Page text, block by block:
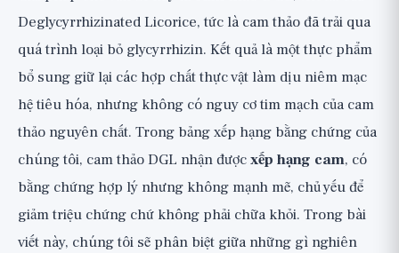
không?
Nên rút ra điều gì từ nghiên cứu?
Góc nhìn rộng hơn
Deglycyrrhizinated Licorice, tức là cam thảo đã trải qua
quá trình loại bỏ glycyrrhizin. Kết quả là một thực phẩm
bổ sung giữ lại các hợp chất thực vật làm dịu niêm mạc
hệ tiêu hóa, nhưng không có nguy cơ tim mạch của cam
thảo nguyên chất. Trong bảng xếp hạng bằng chứng của
chúng tôi, cam thảo DGL nhận đượcxếp hạng cam, có
bằng chứng hợp lý nhưng không mạnh mẽ, chủ yếu để
giảm triệu chứng chứ không phải chữa khỏi. Trong bài
viết này, chúng tôi sẽ phân biệt giữa những gì nghiên